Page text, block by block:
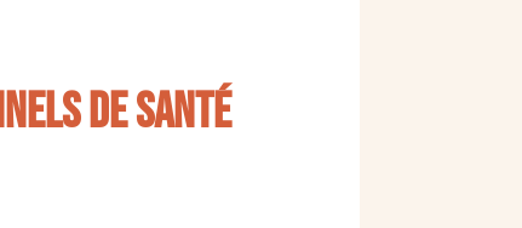
de santé